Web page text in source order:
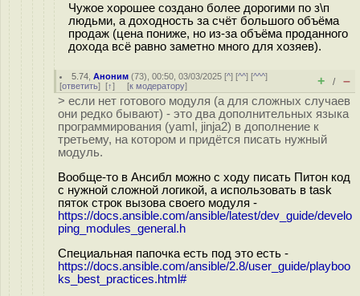
Чужое хорошее создано более дорогими по з\п
людьми, а доходность за счёт большого объёма
продаж (цена пониже, но из-за объёма проданного
дохода всё равно заметно много для хозяев).
5.74 ,Аноним (73), 00:50, 03/03/2025 [^] [^^] [^^^]
[ответить] [↑] [к модератору] + / –
> если нет готового модуля (а для сложных случаев
они редко бывают) - это два дополнительных языка
программирования (yaml, jinja2) в дополнение к
третьему, на котором и придётся писать нужный
модуль.
Вообще-то в Ансибл можно с ходу писать Питон код
с нужной сложной логикой, а использовать в task
пяток строк вызова своего модуля -
https://docs.ansible.com/ansible/latest/dev_guide/develo
ping_modules_general.h
Специальная папочка есть под это есть -
https://docs.ansible.com/ansible/2.8/user_guide/playboo
ks_best_practices.html#